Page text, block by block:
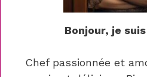
Bonjour, je
Chef passionnée et